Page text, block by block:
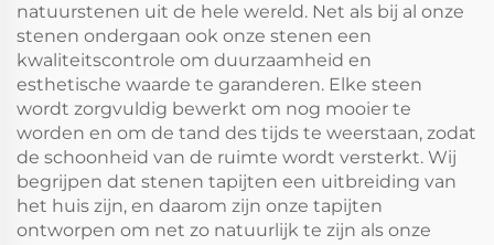
natuurstenen uit de hele wereld. Net als bij al onze
stenen ondergaan ook onze stenen een
kwaliteitscontrole om duurzaamheid en
esthetische waarde te garanderen. Elke steen
wordt zorgvuldig bewerkt om nog mooier te
worden en om de tand des tijds te weerstaan, zodat
de schoonheid van de ruimte wordt versterkt. Wij
begrijpen dat stenen tapijten een uitbreiding van
het huis zijn, en daarom zijn onze tapijten
ontworpen om net zo natuurlijk te zijn als onze